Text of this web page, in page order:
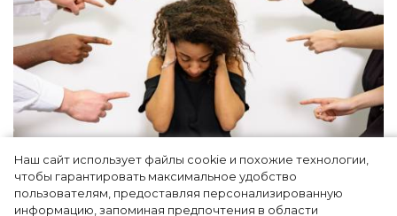
Наш сайт использует файлы cookie и похожие технологии,
чтобы гарантировать максимальное удобство
пользователям, предоставляя персонализированную
информацию, запоминая предпочтения в области
Как простить людей, которые травили вас